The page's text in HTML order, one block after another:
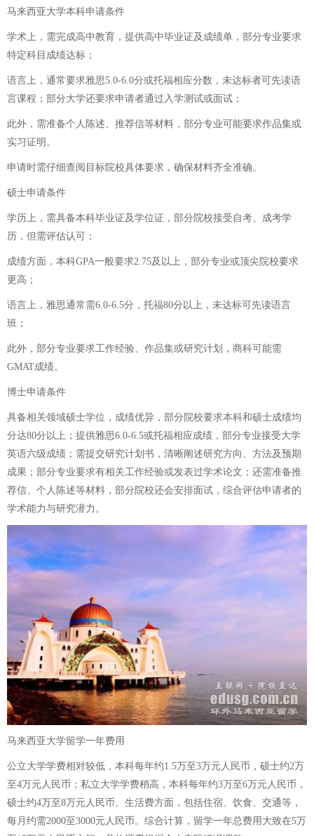
马来西亚大学本科申请条件
学术上，需完成高中教育，提供高中毕业证及成绩单，部分专业要求
特定科目成绩达标；
语言上，通常要求雅思5.0-6.0分或托福相应分数，未达标者可先读语
言课程；部分大学还要求申请者通过入学测试或面试；
此外，需准备个人陈述、推荐信等材料，部分专业可能要求作品集或
实习证明。
申请时需仔细查阅目标院校具体要求，确保材料齐全准确。
硕士申请条件
学历上，需具备本科毕业证及学位证，部分院校接受自考、成考学
历，但需评估认可；
成绩方面，本科GPA一般要求2.75及以上，部分专业或顶尖院校要求
更高；
语言上，雅思通常需6.0-6.5分，托福80分以上，未达标可先读语言
班；
此外，部分专业要求工作经验、作品集或研究计划，商科可能需
GMAT成绩。
博士申请条件
具备相关领域硕士学位，成绩优异，部分院校要求本科和硕士成绩均
分达80分以上；提供雅思6.0-6.5或托福相应成绩，部分专业接受大学
英语六级成绩；需提交研究计划书，清晰阐述研究方向、方法及预期
成果；部分专业要求有相关工作经验或发表过学术论文；还需准备推
荐信、个人陈述等材料，部分院校还会安排面试，综合评估申请者的
学术能力与研究潜力。
马来西亚大学留学一年费用
公立大学学费相对较低，本科每年约1.5万至3万元人民币，硕士约2万
至4万元人民币；私立大学学费稍高，本科每年约3万至6万元人民币，
硕士约4万至8万元人民币。生活费方面，包括住宿、饮食、交通等，
每月约需2000至3000元人民币。综合计算，留学一年总费用大致在5万